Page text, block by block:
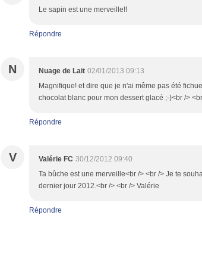
Le sapin est une merveille!!
Répondre
N Nuage de Lait 02/01/2013 09:13
Magnifique! et dire que je n'ai même pas été
chocolat blanc pour mon dessert glacé ;-)<br />
Répondre
V Valérie FC 30/12/2012 09:40
Ta bûche est une merveille<br /> <br /> Je te
dernier jour 2012.<br /> <br /> Valérie
Répondre